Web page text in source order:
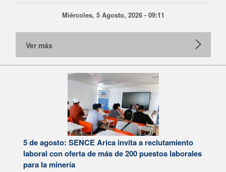
Miércoles, 5 Agosto, 2026 - 09:11
Ver más
5 de agosto: SENCE Arica invita a reclutamiento
laboral con oferta de más de 200 puestos laborales
para la minería